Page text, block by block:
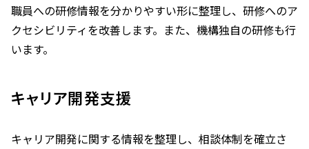
職員への研修情報を分かりやすい形に整理し、研修へのア
クセシビリティを改善します。また、機構独自の研修も行
います。
キャリア開発支援
キャリア開発に関する情報を整理し、相談体制を確立さ